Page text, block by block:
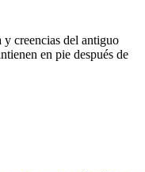
creencias del antiguo
en pie después de